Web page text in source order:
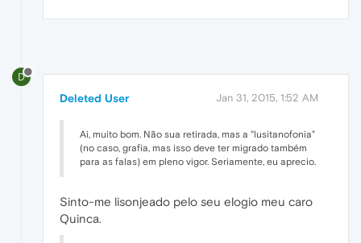
D
Deleted User Jan 31, 2015, 1:52 AM
Ai, muito bom. Não sua retirada, mas a "lusitanofonia"
(no caso, grafia, mas isso deve ter migrado também
para as falas) em pleno vigor. Seriamente, eu aprecio.
Sinto-me lisonjeado pelo seu elogio meu caro
Quinca.